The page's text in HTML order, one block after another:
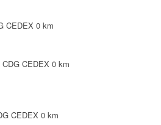
CEDEX 0 km
CEDEX 0 km
CEDEX 0 km